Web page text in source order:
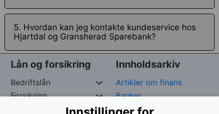
5. Hvordan kan jeg kontakte kundeservice hos
Hjartdal og Gransherad Sparebank?
Lån og forsikring
Bedriftslån
Forsikring
Innholdsarkiv
Artikler om finans
Banker
Forsikringspoliser